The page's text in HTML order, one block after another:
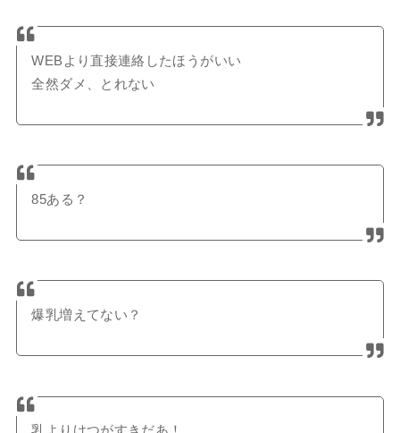
WEBより直接連絡したほうがいい
全然ダメ、とれない
85ある？
爆乳増えてない？